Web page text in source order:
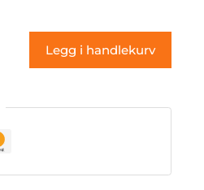
antall
Legg i handlekurv